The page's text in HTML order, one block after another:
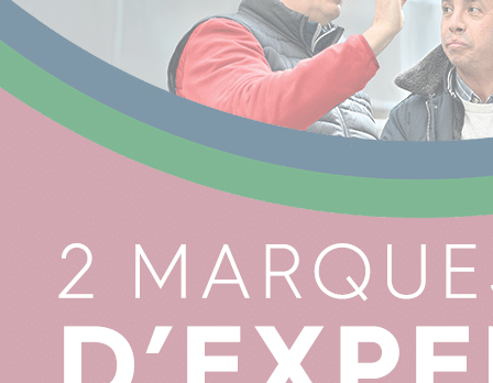
Agenda
Actualités
Boîte à outils
Contact
Trouver un artisan